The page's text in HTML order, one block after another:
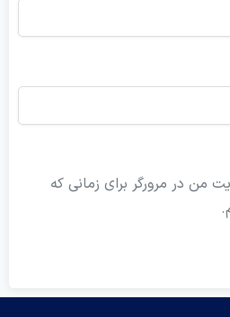
در مرورگر برای زمانی که